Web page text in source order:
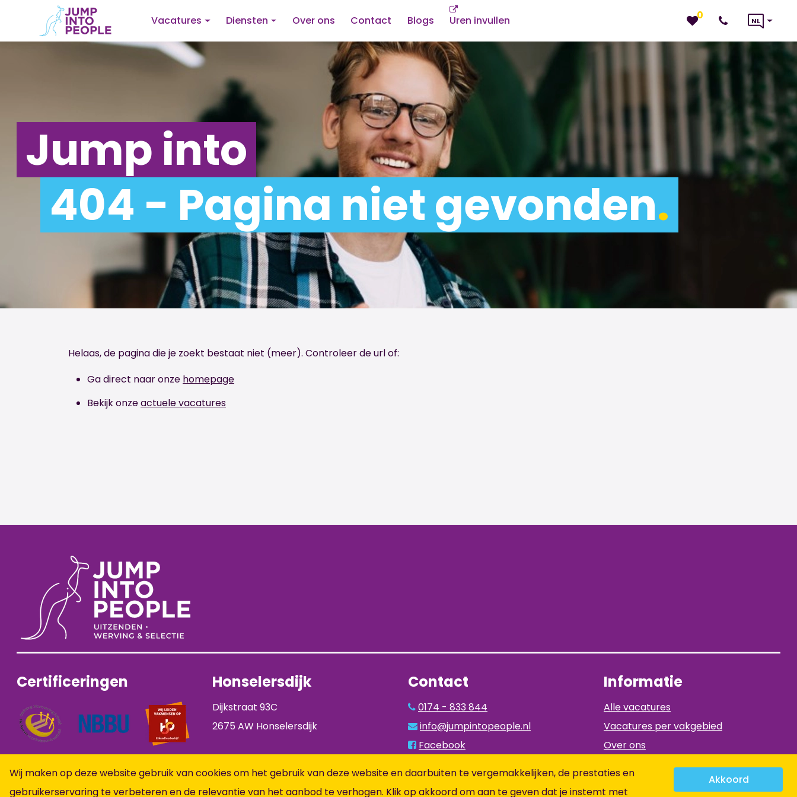
Vacatures Diensten Over ons Contact Blogs Uren invullen 0 NL
Jump into
404 - Pagina niet gevonden.
Helaas, de pagina die je zoekt bestaat niet (meer). Controleer de url of:
Ga direct naar onze homepage
Bekijk onzeactuele vacatures
Certificeringen
Schrijf je in
Honselersdijk
Dijkstraat 93C
2675 AW Honselersdijk
Contact
0174 - 833 844
info@jumpintopeople.nl
Facebook
Informatie
Alle vacatures
Vacatures per vakgebied
Over ons
Algemene voorwaarden
Wij maken op deze website gebruik van cookies om het gebruik van deze website en daarbuiten te vergemakkelijken, de prestaties en
gebruikerservaring te verbeteren en de relevantie van het aanbod te verhogen. Klik op akkoord om aan te geven dat je instemt met
Akkoord